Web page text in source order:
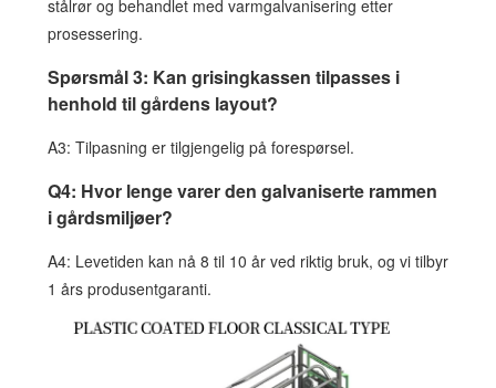
stålrør og behandlet med varmgalvanisering etter
prosessering.
Spørsmål 3: Kan grisingkassen tilpasses i
henhold til gårdens layout?
A3: Tilpasning er tilgjengelig på forespørsel.
Q4: Hvor lenge varer den galvaniserte rammen
i gårdsmiljøer?
A4: Levetiden kan nå 8 til 10 år ved riktig bruk, og vi tilbyr
1 års produsentgaranti.